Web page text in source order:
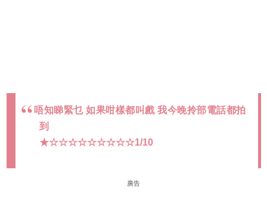
唔知睇緊乜 如果咁樣都叫戲 我今晚拎部電話都拍
到
★☆☆☆☆☆☆☆☆☆1/10
廣告